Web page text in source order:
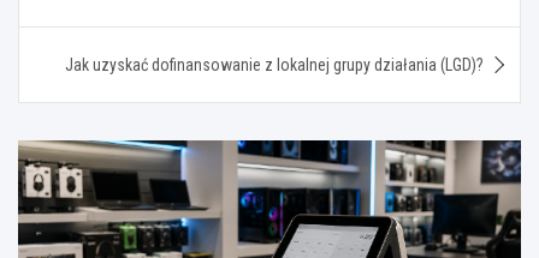
Jak uzyskać dofinansowanie z lokalnej grupy działania (LGD)?